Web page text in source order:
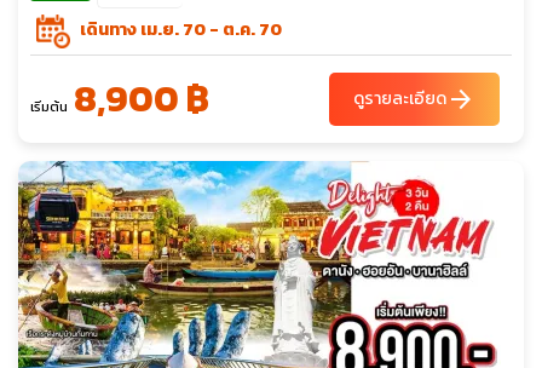
เดินทาง เม.ย. 70 - ต.ค. 70
เริ่มต้น 8,900 ฿ ดูรายละเอียดarrow_forward